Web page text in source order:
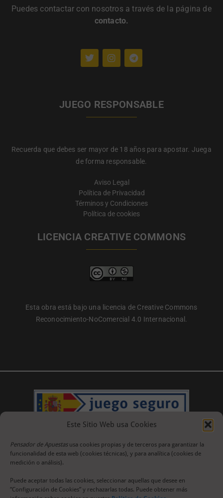
Este Sitio Web usa Cookies
Pensador de Apuestas usa cookies propias y de terceros para garantizar la
funcionalidad de esta web (cookies técnicas), y para analítica (cookies de
medición o análisis).
Puede aceptar todas las cookies, seleccionar aquellas que desee en
“Configuración de Cookies” y rechazarlas todas. Puede obtener más
Puedes contactar con nosotros a través de la página de
contacto.
JUEGO RESPONSABLE
Recuerda que debes ser mayor de 18 años para apostar. Juega
de forma responsable.
Aviso Legal
Política de Privacidad
Términos y Condiciones
Política de cookies
LICENCIA CREATIVE COMMONS
Esta obra está bajo una licencia de Creative Commons
Reconocimiento-NoComercial 4.0 Internacional.